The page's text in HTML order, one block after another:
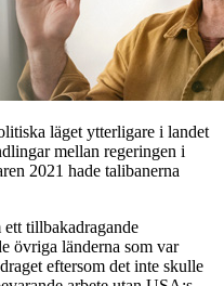
läget ytterligare i landet
mellan regeringen i
2021 hade talibanerna
tillbakadragande
övriga länderna som var
eftersom det inte skulle